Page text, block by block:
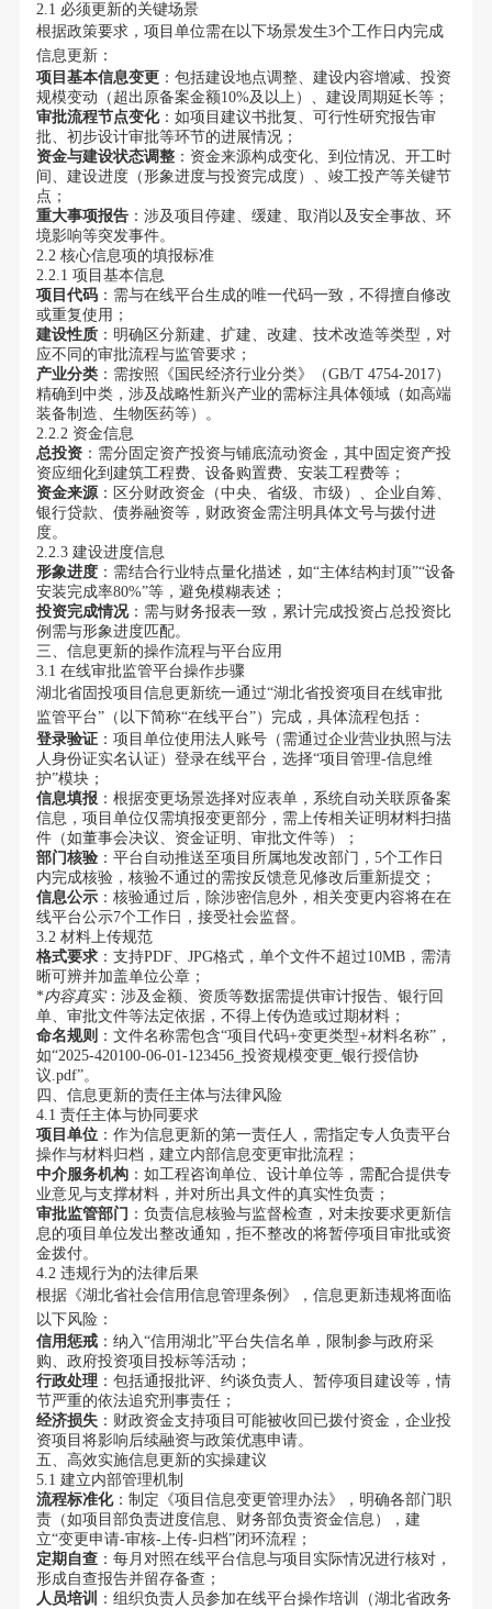
2.1 必须更新的关键场景
根据政策要求，项目单位需在以下场景发生3个工作日内完成
信息更新：
项目基本信息变更：包括建设地点调整、建设内容增减、投资
规模变动（超出原备案金额10%及以上）、建设周期延长等；
审批流程节点变化：如项目建议书批复、可行性研究报告审
批、初步设计审批等环节的进展情况；
资金与建设状态调整：资金来源构成变化、到位情况、开工时
间、建设进度（形象进度与投资完成度）、竣工投产等关键节
点；
重大事项报告：涉及项目停建、缓建、取消以及安全事故、环
境影响等突发事件。
2.2 核心信息项的填报标准
2.2.1 项目基本信息
项目代码：需与在线平台生成的唯一代码一致，不得擅自修改
或重复使用；
建设性质：明确区分新建、扩建、改建、技术改造等类型，对
应不同的审批流程与监管要求；
产业分类：需按照《国民经济行业分类》（GB/T 4754-2017）
精确到中类，涉及战略性新兴产业的需标注具体领域（如高端
装备制造、生物医药等）。
2.2.2 资金信息
总投资：需分固定资产投资与铺底流动资金，其中固定资产投
资应细化到建筑工程费、设备购置费、安装工程费等；
资金来源：区分财政资金（中央、省级、市级）、企业自筹、
银行贷款、债券融资等，财政资金需注明具体文号与拨付进
度。
2.2.3 建设进度信息
形象进度：需结合行业特点量化描述，如“主体结构封顶”“设备
安装完成率80%”等，避免模糊表述；
投资完成情况：需与财务报表一致，累计完成投资占总投资比
例需与形象进度匹配。
三、信息更新的操作流程与平台应用
3.1 在线审批监管平台操作步骤
湖北省固投项目信息更新统一通过“湖北省投资项目在线审批
监管平台”（以下简称“在线平台”）完成，具体流程包括：
登录验证：项目单位使用法人账号（需通过企业营业执照与法
人身份证实名认证）登录在线平台，选择“项目管理-信息维
护”模块；
信息填报：根据变更场景选择对应表单，系统自动关联原备案
信息，项目单位仅需填报变更部分，需上传相关证明材料扫描
件（如董事会决议、资金证明、审批文件等）；
部门核验：平台自动推送至项目所属地发改部门，5个工作日
内完成核验，核验不通过的需按反馈意见修改后重新提交；
信息公示：核验通过后，除涉密信息外，相关变更内容将在在
线平台公示7个工作日，接受社会监督。
3.2 材料上传规范
格式要求：支持PDF、JPG格式，单个文件不超过10MB，需清
晰可辨并加盖单位公章；
*内容真实：涉及金额、资质等数据需提供审计报告、银行回
单、审批文件等法定依据，不得上传伪造或过期材料；
命名规则 ：文件名称需包含“项目代码+变更类型+材料名称”，
如“2025-420100-06-01-123456_投资规模变更_银行授信协
议.pdf”。
四、信息更新的责任主体与法律风险
4.1 责任主体与协同要求
项目单位：作为信息更新的第一责任人，需指定专人负责平台
操作与材料归档，建立内部信息变更审批流程；
中介服务机构：如工程咨询单位、设计单位等，需配合提供专
业意见与支撑材料，并对所出具文件的真实性负责；
审批监管部门 ：负责信息核验与监督检查，对未按要求更新信
息的项目单位发出整改通知，拒不整改的将暂停项目审批或资
金拨付。
4.2 违规行为的法律后果
根据《湖北省社会信用信息管理条例》，信息更新违规将面临
以下风险：
信用惩戒：纳入“信用湖北”平台失信名单，限制参与政府采
购、政府投资项目投标等活动；
行政处理：包括通报批评、约谈负责人、暂停项目建设等，情
节严重的依法追究刑事责任；
经济损失：财政资金支持项目可能被收回已拨付资金，企业投
资项目将影响后续融资与政策优惠申请。
五、高效实施信息更新的实操建议
5.1 建立内部管理机制
流程标准化：制定《项目信息变更管理办法》，明确各部门职
责（如项目部负责进度信息、财务部负责资金信息），建
立“变更申请-审核-上传-归档”闭环流程；
定期自查：每月对照在线平台信息与项目实际情况进行核对，
形成自查报告并留存备查；
人员培训
：组织负责人员参加在线平台操作培训（湖北省政务